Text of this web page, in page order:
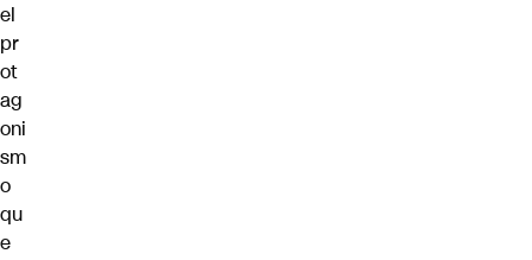
el
pr
ot
ag
oni
sm
o
qu
e